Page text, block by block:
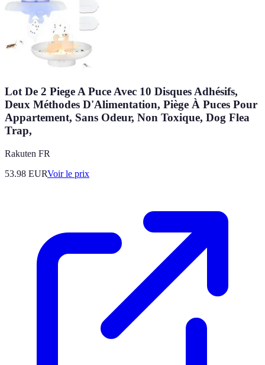
Lot De 2 Piege A Puce Avec 10 Disques Adhésifs,
Deux Méthodes D'Alimentation, Piège À Puces Pour
Appartement, Sans Odeur, Non Toxique, Dog Flea
Trap,
Rakuten FR
53.98 EURVoir le prix